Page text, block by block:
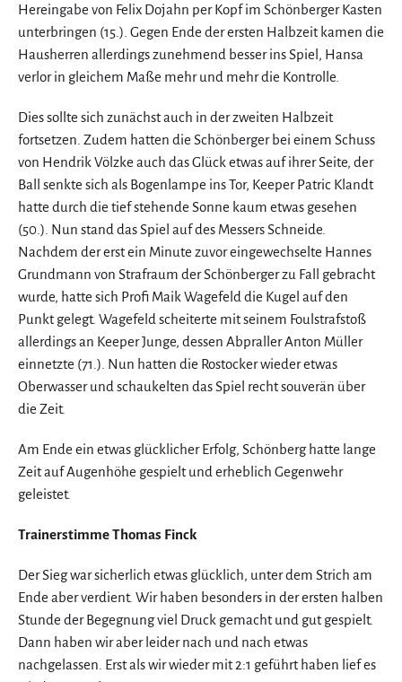
Hereingabe von Felix Dojahn per Kopf im Schönberger Kasten
unterbringen (15.). Gegen Ende der ersten Halbzeit kamen die
Hausherren allerdings zunehmend besser ins Spiel, Hansa
verlor in gleichem Maße mehr und mehr die Kontrolle.
Dies sollte sich zunächst auch in der zweiten Halbzeit
fortsetzen. Zudem hatten die Schönberger bei einem Schuss
von Hendrik Völzke auch das Glück etwas auf ihrer Seite, der
Ball senkte sich als Bogenlampe ins Tor, Keeper Patric Klandt
hatte durch die tief stehende Sonne kaum etwas gesehen
(50.). Nun stand das Spiel auf des Messers Schneide.
Nachdem der erst ein Minute zuvor eingewechselte Hannes
Grundmann von Strafraum der Schönberger zu Fall gebracht
wurde, hatte sich Profi Maik Wagefeld die Kugel auf den
Punkt gelegt. Wagefeld scheiterte mit seinem Foulstrafstoß
allerdings an Keeper Junge, dessen Abpraller Anton Müller
einnetzte (71.). Nun hatten die Rostocker wieder etwas
Oberwasser und schaukelten das Spiel recht souverän über
die Zeit.
Am Ende ein etwas glücklicher Erfolg, Schönberg hatte lange
Zeit auf Augenhöhe gespielt und erheblich Gegenwehr
geleistet.
Trainerstimme Thomas Finck
Der Sieg war sicherlich etwas glücklich, unter dem Strich am
Ende aber verdient. Wir haben besonders in der ersten halben
Stunde der Begegnung viel Druck gemacht und gut gespielt.
Dann haben wir aber leider nach und nach etwas
nachgelassen. Erst als wir wieder mit 2:1 geführt haben lief es